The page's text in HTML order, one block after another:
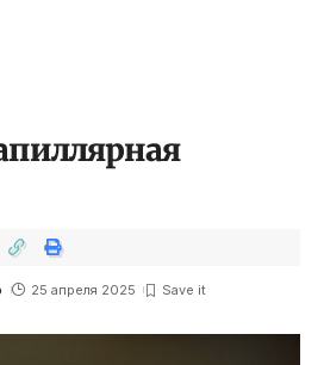
25 апреля 2025